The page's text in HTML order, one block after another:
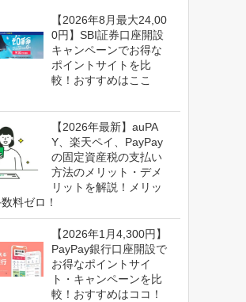
【2026年8月最大24,00
0円】SBI証券口座開設
キャンペーンでお得な
ポイントサイトを比
較！おすすめはここ
【2026年最新】auPA
Y、楽天ペイ、PayPay
の固定資産税の支払い
方法のメリット・デメ
リットを解説！メリッ
料ゼロ！
【2026年1月4,300円】
PayPay銀行口座開設で
お得なポイントサイ
ト・キャンペーンを比
較！おすすめはココ！